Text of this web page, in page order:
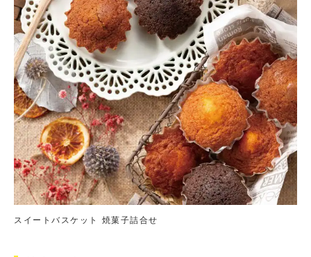
スイートバスケット 焼菓子詰合せ